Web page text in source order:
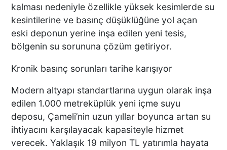
kalması nedeniyle özellikle yüksek kesimlerde su
kesintilerine ve basınç düşüklüğüne yol açan
eski deponun yerine inşa edilen yeni tesis,
bölgenin su sorununa çözüm getiriyor.
Kronik basınç sorunları tarihe karışıyor
Modern altyapı standartlarına uygun olarak inşa
edilen 1.000 metreküplük yeni içme suyu
deposu, Çameli’nin uzun yıllar boyunca artan su
ihtiyacını karşılayacak kapasiteyle hizmet
verecek. Yaklaşık 19 milyon TL yatırımla hayata